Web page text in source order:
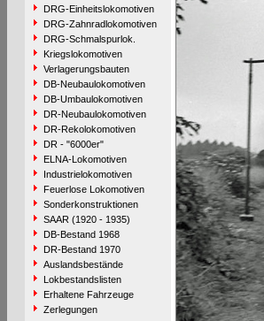
DRG-Einheitslokomotiven
DRG-Zahnradlokomotiven
DRG-Schmalspurlok.
Kriegslokomotiven
Verlagerungsbauten
DB-Neubaulokomotiven
DB-Umbaulokomotiven
DR-Neubaulokomotiven
DR-Rekolokomotiven
DR - "6000er"
ELNA-Lokomotiven
Industrielokomotiven
Feuerlose Lokomotiven
Sonderkonstruktionen
SAAR (1920 - 1935)
DB-Bestand 1968
DR-Bestand 1970
Auslandsbestände
Lokbestandslisten
Erhaltene Fahrzeuge
Zerlegungen